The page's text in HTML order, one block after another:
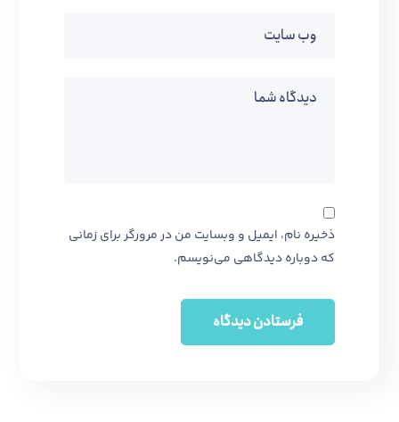
ذخیره نام، ایمیل و وبسایت من در مرورگر برای زمانی
که دوباره دیدگاهی می‌نویسم.